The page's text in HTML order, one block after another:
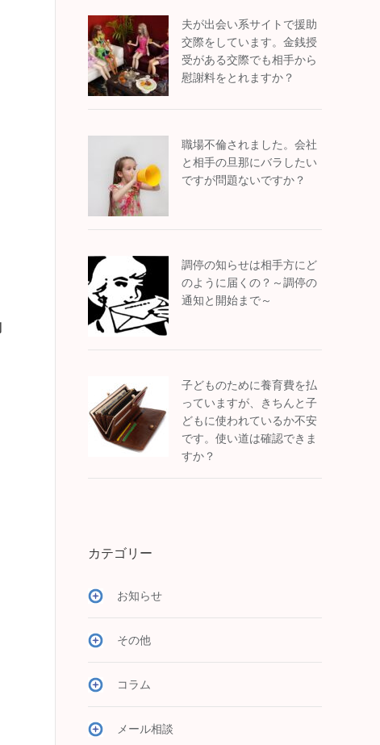
夫が出会い系サイトで援助
交際をしています。金銭授
受がある交際でも相手から
慰謝料をとれますか？
職場不倫されました。会社
と相手の旦那にバラしたい
ですが問題ないですか？
調停の知らせは相手方にど
のように届くの？～調停の
通知と開始まで～
子どものために養育費を払
っていますが、きちんと子
どもに使われているか不安
です。使い道は確認できま
すか？
カテゴリー
お知らせ
その他
コラム
メール相談